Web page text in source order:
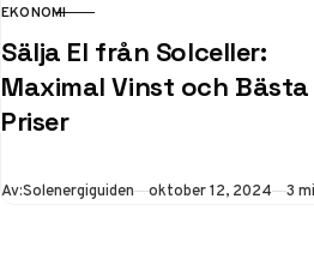
KATEGORI
EKONOMI
Sälja El från Solceller:
Maximal Vinst och Bästa
Priser
Av:Solenergiguiden Publicerad
oktober 12, 2024 3